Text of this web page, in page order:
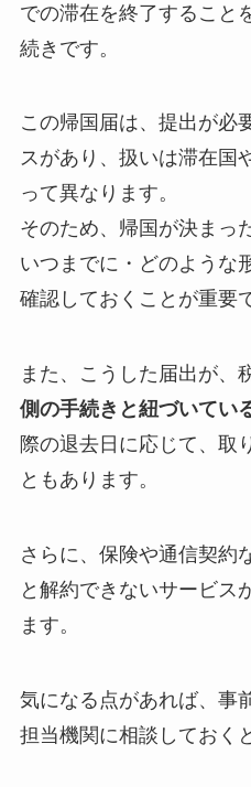
での滞在を終了すること
続きです。
この帰国届は、提出が必
スがあり、扱いは滞在国
って異なります。
そのため、帰国が決まっ
いつまでに・どのような
確認しておくことが重要
また、こうした届出が、
側の手続きと紐づいてい
際の退去日に応じて、取
ともあります。
さらに、保険や通信契約
と解約できないサービス
ます。
気になる点があれば、事
担当機関に相談しておく